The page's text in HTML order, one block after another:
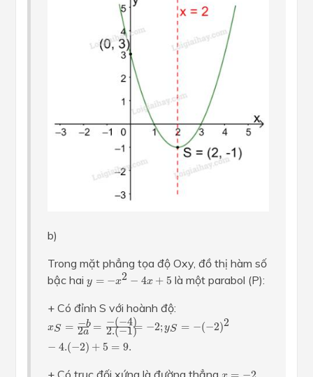
b)
Trong mặt phẳng tọa độ Oxy, đồ thị hàm số
bậc hai y = −x2 − 4x + 5
y − −4 +
là một parabol (P):
+ Có đỉnh S với hoành độ:
xS = −b
2a = −(−4)
2.(−1 )= −2;yS = −(−2)2
− 4.(−2) + 5 = 9.
2a − )2. − 2)
x